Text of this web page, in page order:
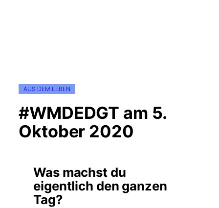
AUS DEM LEBEN
#WMDEDGT am 5.
Oktober 2020
Was machst du
eigentlich den ganzen
Tag?